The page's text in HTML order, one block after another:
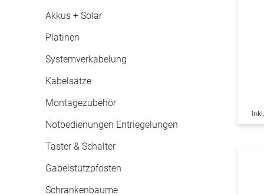
Akkus + Solar
Platinen
Systemverkabelung
Kabelsätze
Montagezubehör
Notbedienungen Entriegelungen
Taster & Schalter
Gabelstützpfosten
Schrankenbäume